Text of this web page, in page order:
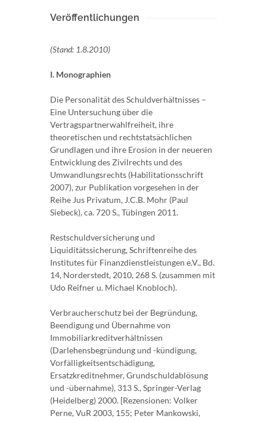
Veröffentlichungen
(Stand: 1.8.2010)
I. Monographien
Die Personalität des Schuldverhältnisses –
Eine Untersuchung über die
Vertragspartnerwahlfreiheit, ihre
theoretischen und rechtstatsächlichen
Grundlagen und ihre Erosion in der neueren
Entwicklung des Zivilrechts und des
Umwandlungsrechts (Habilitationsschrift
2007), zur Publikation vorgesehen in der
Reihe Jus Privatum, J.C.B. Mohr (Paul
Siebeck), ca. 720 S., Tübingen 2011.
Restschuldversicherung und
Liquiditätssicherung, Schriftenreihe des
Institutes für Finanzdienstleistungen e.V., Bd.
14, Norderstedt, 2010, 268 S. (zusammen mit
Udo Reifner u. Michael Knobloch).
Verbraucherschutz bei der Begründung,
Beendigung und Übernahme von
Immobiliarkreditverhältnissen
(Darlehensbegründung und -kündigung,
Vorfälligkeitsentschädigung,
Ersatzkreditnehmer, Grundschuldablösung
und -übernahme), 313 S., Springer-Verlag
(Heidelberg) 2000. [Rezensionen: Volker
Perne, VuR 2003, 155; Peter Mankowski,